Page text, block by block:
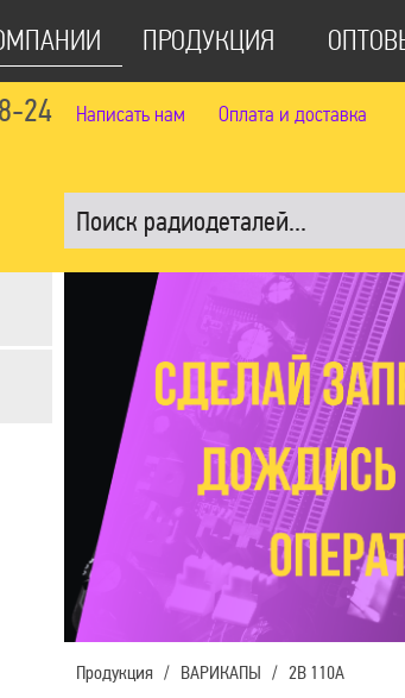
ПРОДУКЦИЯ
24 Написать нам Оплата и доставка
Продукция / ВАРИКАПЫ / 2В 110А